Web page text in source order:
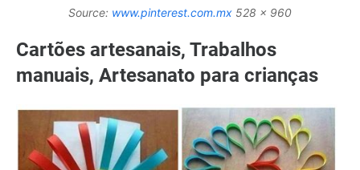
Source: www.pinterest.com.mx 528 x 960
Cartões artesanais, Trabalhos
manuais, Artesanato para crianças